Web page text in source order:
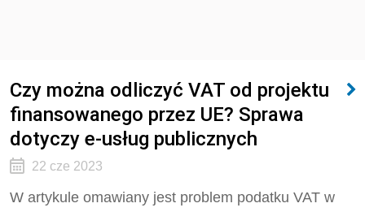
Czy można odliczyć VAT od projektu
finansowanego przez UE? Sprawa
dotyczy e-usług publicznych
22 cze 2023
W artykule omawiany jest problem podatku VAT w